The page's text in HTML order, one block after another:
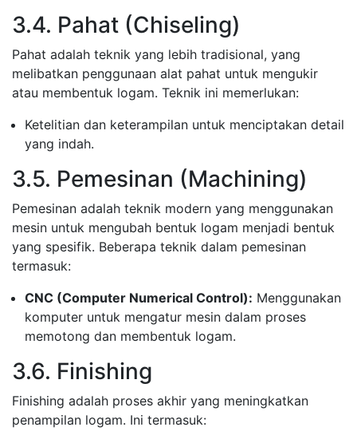
3.4. Pahat (Chiseling)
Pahat adalah teknik yang lebih tradisional, yang
melibatkan penggunaan alat pahat untuk mengukir
atau membentuk logam. Teknik ini memerlukan:
Ketelitian dan keterampilan untuk menciptakan detail
yang indah.
3.5. Pemesinan (Machining)
Pemesinan adalah teknik modern yang menggunakan
mesin untuk mengubah bentuk logam menjadi bentuk
yang spesifik. Beberapa teknik dalam pemesinan
termasuk:
CNC (Computer Numerical Control): Menggunakan
komputer untuk mengatur mesin dalam proses
memotong dan membentuk logam.
3.6. Finishing
Finishing adalah proses akhir yang meningkatkan
penampilan logam. Ini termasuk: